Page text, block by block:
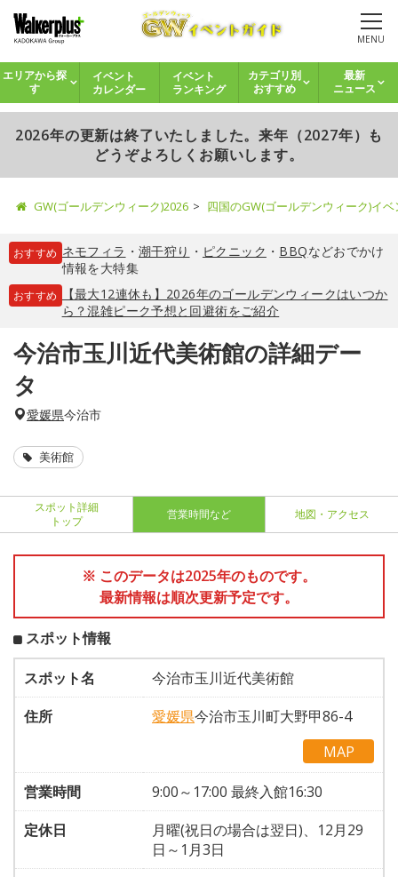
MENU
エリアから探
す
イベント
カレンダー
イベント
ランキング
カテゴリ別
おすすめ
最新
ニュース
2026年の更新は終了いたしました。来年（2027年）も
どうぞよろしくお願いします。
GW(ゴールデンウィーク)2026 四国のGW(ゴールデンウィーク)イ
おすすめ ネモフィラ ・ 潮干狩り ・ ピクニック ・ BBQなどおでかけ
情報を大特集
おすすめ
【最大12連休も】2026年のゴールデンウィークはいつか
ら？混雑ピーク予想と回避術をご紹介
今治市玉川近代美術館の詳細デー
タ
愛媛県今治市
美術館
スポット詳細
トップ
営業時間など 地図・アクセス
※ このデータは2025年のものです。
最新情報は順次更新予定です。
スポット情報
スポット名
今治市玉川近代美術館
住所
愛媛県今治市玉川町大野甲86-4
MAP
営業時間
9:00～17:00 最終入館16:30
定休日
月曜(祝日の場合は翌日)、12月29
日～1月3日